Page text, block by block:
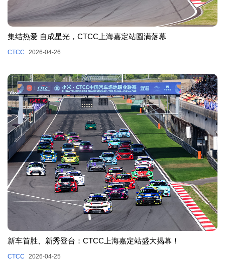
集结热爱 自成星光，CTCC上海嘉定站圆满落幕
CTCC 2026-04-26
新车首胜、新秀登台：CTCC上海嘉定站盛大揭幕！
CTCC 2026-04-25